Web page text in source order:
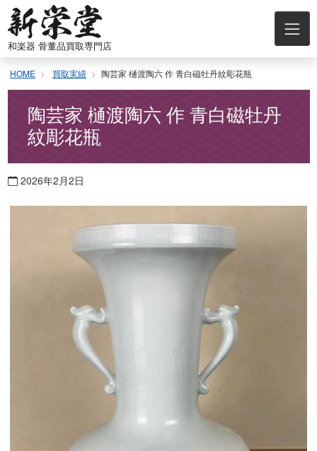
ン和楽器 骨董品買取専門店
HOME 買取実績 陶芸家 樋渡陶六 作 青白磁牡丹紋彫花瓶
陶芸家 樋渡陶六 作 青白磁牡丹
紋彫花瓶
2026年2月2日